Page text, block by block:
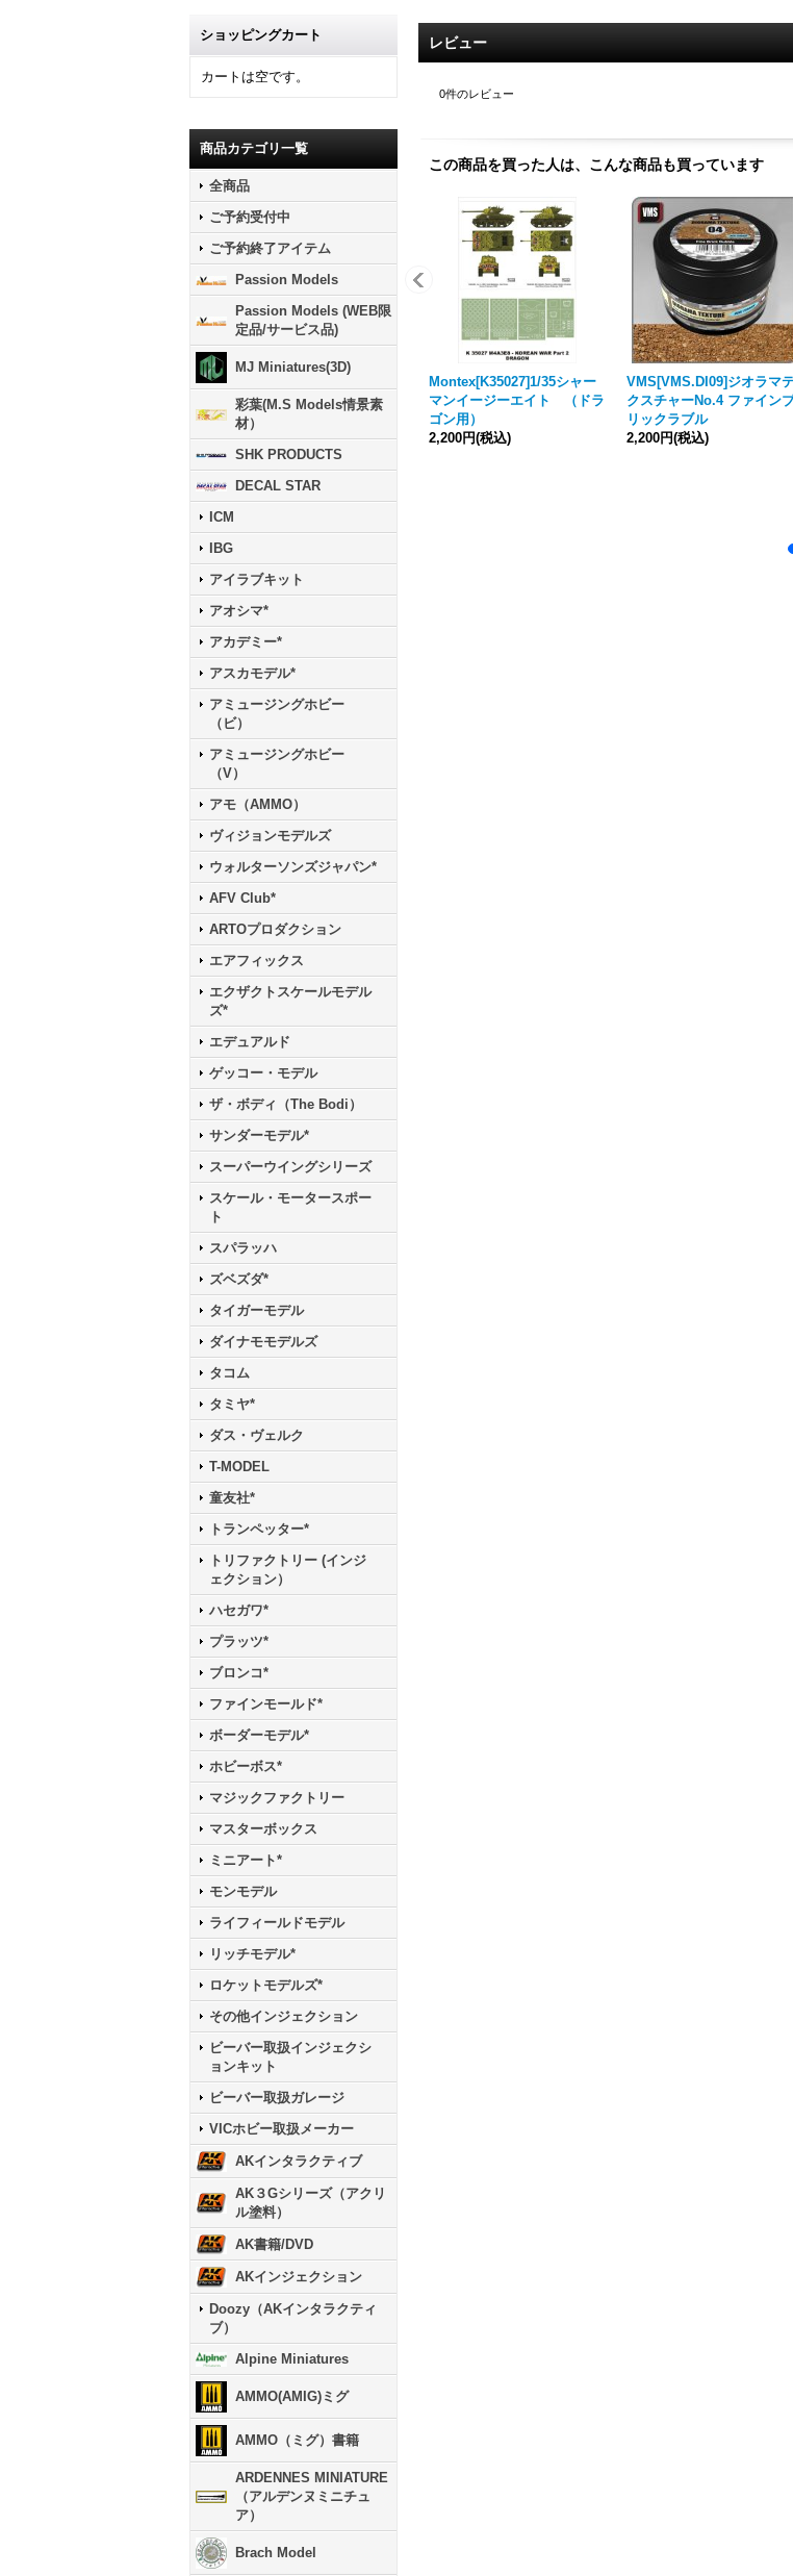
ショッピングカート
カートは空です。
商品カテゴリ一覧
全商品
ご予約受付中
ご予約終了アイテム
Passion Models
Passion Models (WEB限
定品/サービス品)
MJ Miniatures(3D)
彩葉(M.S Models情景素
材）
SHK PRODUCTS
DECAL STAR
ICM
IBG
アイラブキット
アオシマ*
アカデミー*
アスカモデル*
アミュージングホビー
（ビ）
アミュージングホビー
（V）
アモ（AMMO）
ヴィジョンモデルズ
ウォルターソンズジャパン*
AFV Club*
ARTOプロダクション
エアフィックス
エクザクトスケールモデル
ズ*
エデュアルド
ゲッコー・モデル
ザ・ボディ（The Bodi）
サンダーモデル*
スーパーウイングシリーズ
スケール・モータースポー
ト
スパラッハ
ズベズダ*
タイガーモデル
ダイナモモデルズ
タコム
タミヤ*
ダス・ヴェルク
T-MODEL
童友社*
トランペッター*
トリファクトリー (インジ
ェクション）
ハセガワ*
プラッツ*
ブロンコ*
ファインモールド*
ボーダーモデル*
ホビーボス*
マジックファクトリー
マスターボックス
ミニアート*
モンモデル
ライフィールドモデル
リッチモデル*
ロケットモデルズ*
その他インジェクション
ビーバー取扱インジェクシ
ョンキット
ビーバー取扱ガレージ
VICホビー取扱メーカー
AKインタラクティブ
AK３Gシリーズ（アクリ
ル塗料）
AK書籍/DVD
AKインジェクション
Doozy（AKインタラクティ
ブ）
Alpine Miniatures
AMMO(AMIG)ミグ
AMMO（ミグ）書籍
ARDENNES MINIATURE
（アルデンヌミニチュ
ア）
Brach Model
レビュー
0件のレビュー
この商品を買った人は、こんな商品も買っています
Montex[K35027]1/35シャー
マンイージーエイト （ドラ
ゴン用）
2,200円(税込)
VMS[VMS.DI09]ジオラマ
クスチャーNo.4 ファイン
リックラブル
2,200円(税込)